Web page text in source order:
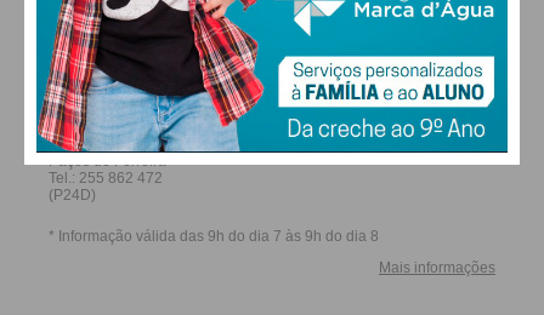
FARMACIAS DE SERVIÇO EM PAÇOS DE
FERREIRA